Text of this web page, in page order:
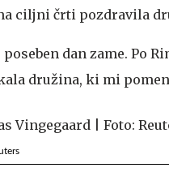
ciljni črti pozdravila
poseben dan zame. Po
družina, ki mi